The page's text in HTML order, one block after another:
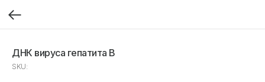
ДНК вируса гепатита B
SKU: